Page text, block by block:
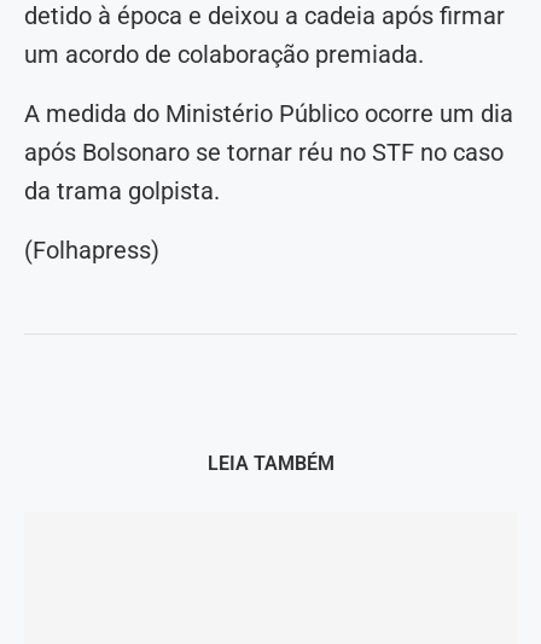
detido à época e deixou a cadeia após firmar
um acordo de colaboração premiada.
A medida do Ministério Público ocorre um dia
após Bolsonaro se tornar réu no STF no caso
da trama golpista.
(Folhapress)
LEIA TAMBÉM